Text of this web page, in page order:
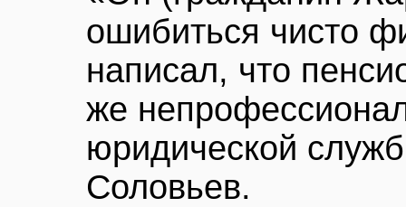
ошибиться чисто
написал, что
же
юридической
Соловьев.